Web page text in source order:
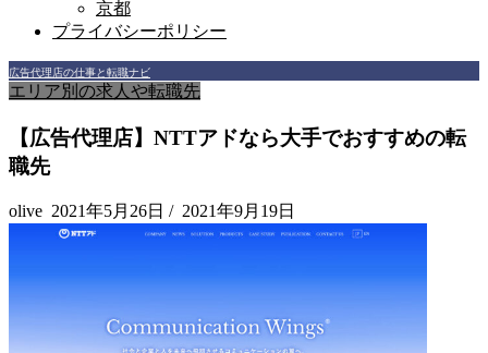
京都
プライバシーポリシー
広告代理店の仕事と転職ナビ
エリア別の求人や転職先
【広告代理店】NTTアドなら大手でおすすめの転
職先
olive 2021年5月26日 / 2021年9月19日